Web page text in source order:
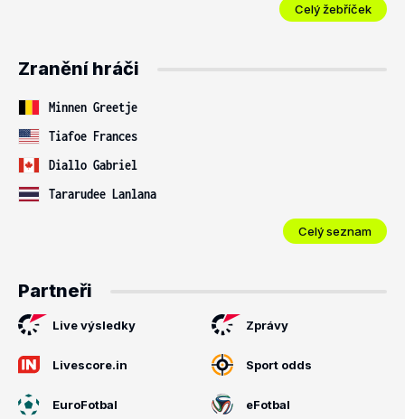
Celý žebříček
Zranění hráči
Minnen Greetje
Tiafoe Frances
Diallo Gabriel
Tararudee Lanlana
Celý seznam
Partneři
Live výsledky Zprávy
Livescore.in Sport odds
EuroFotbal eFotbal